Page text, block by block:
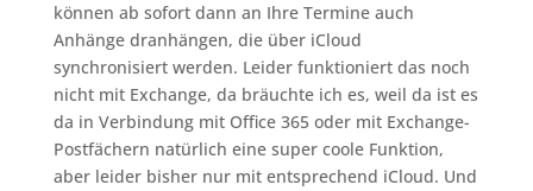
können ab sofort dann an Ihre Termine auch
Anhänge dranhängen, die über iCloud
synchronisiert werden. Leider funktioniert das noch
nicht mit Exchange, da bräuchte ich es, weil da ist es
da in Verbindung mit Office 365 oder mit Exchange-
Postfächern natürlich eine super coole Funktion,
aber leider bisher nur mit entsprechend iCloud. Und